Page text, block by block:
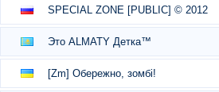
SPECIAL ZONE [PUBLIC] © 2012
Это ALMATY Детка™
[Zm] Обережно, зомбі!